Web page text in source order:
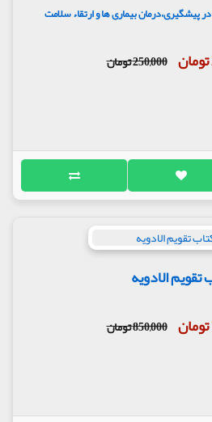
پیشگیری،درمان بیماری ها و ارتقاء سلامت
250,000 تومان
تقویم الادویه
850,000 تومان